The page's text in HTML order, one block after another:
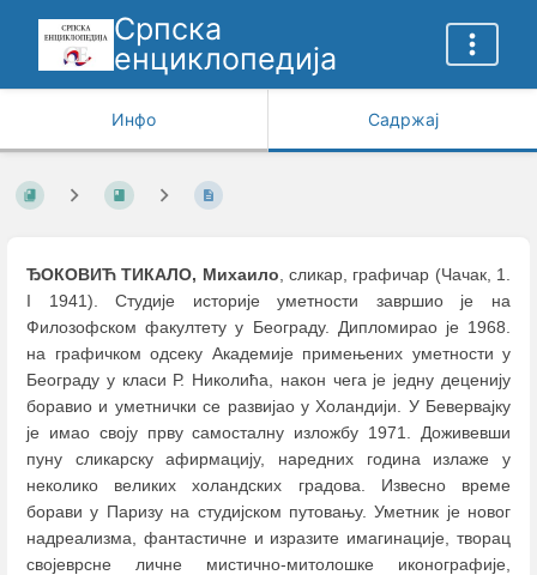
Српска
енциклопедија
Инфо Садржај
ЂОКОВИЋ ТИКАЛО, Михаило, сликар, графичар (Чачак, 1.
I 1941). Студије историје уметности завршио је на
Филозофском факултету у Београду. Дипломирао је 1968.
на графичком одсеку Академије примењених уметности у
Београду у класи Р. Николића, након чега је једну деценију
боравио и уметнички се развијао у Холандији. У Бевервајку
је имао своју прву самосталну изложбу 1971. Доживевши
пуну сликарску афирмацију, наредних година излаже у
неколико великих холандских градова. Извесно време
борави у Паризу на студијском путовању. Уметник је новог
надреализма, фантастичне и изразите имагинације, творац
својеврсне личне мистично-митолошке иконографије,